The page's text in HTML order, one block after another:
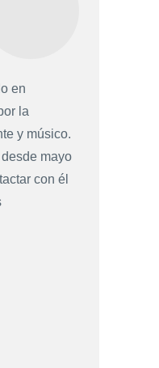
en
la
y músico.
mayo
con él